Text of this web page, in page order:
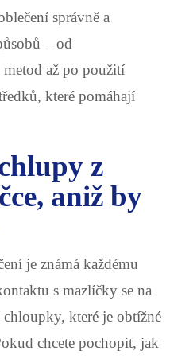
správně a
– od
až po použití
které pomáhají
z
aniž by
je známá každému
s mazlíčky se na
které je obtížné
chcete pochopit, jak